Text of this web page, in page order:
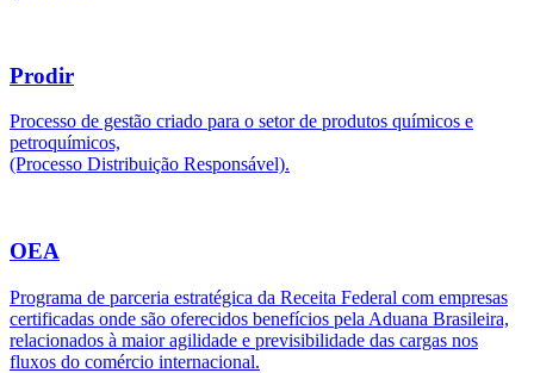
Prodir
Processo de gestão criado para o setor de produtos químicos e
petroquímicos,
(Processo Distribuição Responsável).
OEA
Programa de parceria estratégica da Receita Federal com empresas
certificadas onde são oferecidos benefícios pela Aduana Brasileira,
relacionados à maior agilidade e previsibilidade das cargas nos
fluxos do comércio internacional.